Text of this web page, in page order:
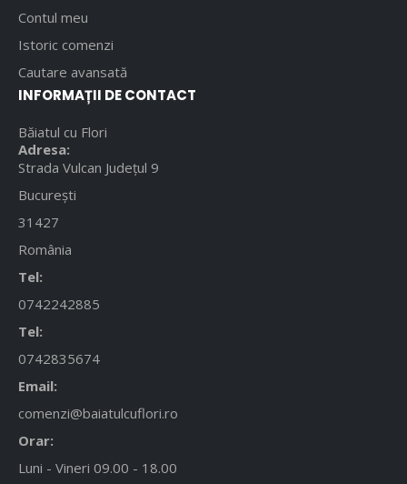
Contul meu
Istoric comenzi
Cautare avansată
INFORMAȚII DE CONTACT
Băiatul cu Flori
Adresa:
Strada Vulcan Județul 9
București
31427
România
Tel:
0742242885
Tel:
0742835674
Email:
comenzi@baiatulcuflori.ro
Orar:
Luni - Vineri 09.00 - 18.00